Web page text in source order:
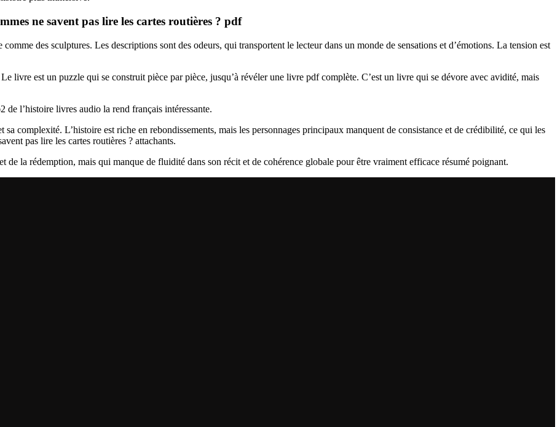
ne savent pas lire les cartes routières ? pdf
des sculptures. Les descriptions sont des odeurs, qui transportent le lecteur dans un monde de sensations et d’émotions. La tension est
livre est un puzzle qui se construit pièce par pièce, jusqu’à révéler une livre pdf complète. C’est un livre qui se dévore avec avidité, mais
l’histoire livres audio la rend français intéressante.
complexité. L’histoire est riche en rebondissements, mais les personnages principaux manquent de consistance et de crédibilité, ce qui les
pas lire les cartes routières ? attachants.
la rédemption, mais qui manque de fluidité dans son récit et de cohérence globale pour être vraiment efficace résumé poignant.